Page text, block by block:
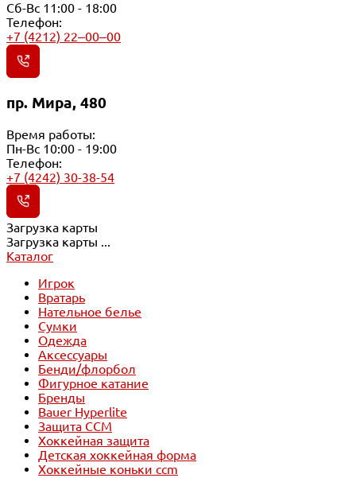
Сб-Вс 11:00 - 18:00
Телефон:
+7 (4212) 22‒00‒00
пр. Мира, 480
Время работы:
Пн-Вс 10:00 - 19:00
Телефон:
+7 (4242) 30-38-54
Загрузка карты
Загрузка карты ...
Каталог
Игрок
Вратарь
Нательное белье
Сумки
Одежда
Аксессуары
Бенди/флорбол
Фигурное катание
Бренды
Bauer Hyperlite
Защита CCM
Хоккейная защита
Детская хоккейная форма
Хоккейные коньки ccm